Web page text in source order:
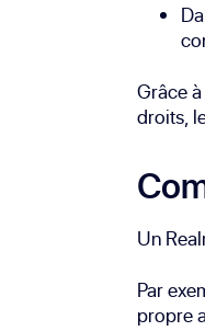
Grâce
droits,
Un
Par
propre